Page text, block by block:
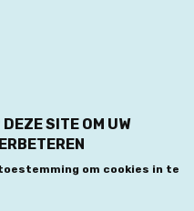
rechten voorbehouden.
SITE OM UW
om cookies in te